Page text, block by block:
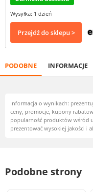
Wysyłka: 1 dzień
Przejdź do sklepu >
PODOBNE INFORMACJE
Informacja o wynikach:
ceny, promocje, kupony
popularność produktów wśród
prezentować wysokiej jakości i
Podobne strony